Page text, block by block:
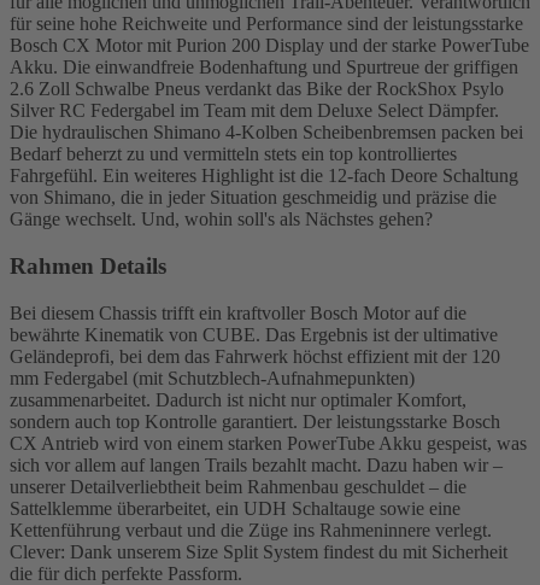
für seine hohe Reichweite und Performance sind der leistungsstarke
Bosch CX Motor mit Purion 200 Display und der starke PowerTube
Akku. Die einwandfreie Bodenhaftung und Spurtreue der griffigen
2.6 Zoll Schwalbe Pneus verdankt das Bike der RockShox Psylo
Silver RC Federgabel im Team mit dem Deluxe Select Dämpfer.
Die hydraulischen Shimano 4-Kolben Scheibenbremsen packen bei
Bedarf beherzt zu und vermitteln stets ein top kontrolliertes
Fahrgefühl. Ein weiteres Highlight ist die 12-fach Deore Schaltung
von Shimano, die in jeder Situation geschmeidig und präzise die
Gänge wechselt. Und, wohin soll's als Nächstes gehen?
Rahmen Details
Bei diesem Chassis trifft ein kraftvoller Bosch Motor auf die
bewährte Kinematik von CUBE. Das Ergebnis ist der ultimative
Geländeprofi, bei dem das Fahrwerk höchst effizient mit der 120
mm Federgabel (mit Schutzblech-Aufnahmepunkten)
zusammenarbeitet. Dadurch ist nicht nur optimaler Komfort,
sondern auch top Kontrolle garantiert. Der leistungsstarke Bosch
CX Antrieb wird von einem starken PowerTube Akku gespeist, was
sich vor allem auf langen Trails bezahlt macht. Dazu haben wir –
unserer Detailverliebtheit beim Rahmenbau geschuldet – die
Sattelklemme überarbeitet, ein UDH Schaltauge sowie eine
Kettenführung verbaut und die Züge ins Rahmeninnere verlegt.
Clever: Dank unserem Size Split System findest du mit Sicherheit
die für dich perfekte Passform.